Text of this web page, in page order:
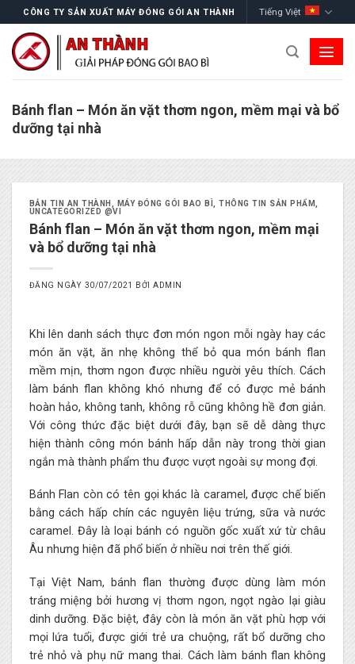
to
content
CÔNG TY SẢN XUẤT MÁY ĐÓNG GÓI AN THÀNH Tiếng Việt
Bánh flan – Món ăn vặt thơm ngon, mềm mại và bổ
dưỡng tại nhà
BẢN TIN AN THÀNH MÁY ĐÓNG GÓI BAO BÌ ,THÔNG TIN SẢN PHẨM
UNCATEGORIZED @VI
Bánh flan – Món ăn vặt thơm ngon, mềm mại
và bổ dưỡng tại nhà
ĐĂNG NGÀY 30/07/2021 BỞIADMIN
Khi lên danh sách thực đơn món ngon mỗi ngày hay các
món ăn vặt, ăn nhẹ không thể bỏ qua món bánh flan
mềm mịn, thơm ngon được nhiều người yêu thích. Cách
làm bánh flan không khó nhưng để có được mẻ bánh
hoàn hảo, không tanh, không rỗ cũng không hề đơn giản.
Với công thức đặc biệt dưới đây, bạn sẽ dễ dàng thực
hiện thành công món bánh hấp dẫn này trong thời gian
ngắn mà thành phẩm thu được vượt ngoài sự mong đợi.
Bánh Flan còn có tên gọi khác là caramel, được chế biến
bằng cách hấp chín các nguyên liệu trứng, sữa và nước
caramel. Đây là loại bánh có nguồn gốc xuất xứ từ châu
Âu nhưng hiện đã phổ biến ở nhiều nơi trên thế giới.
Tại Việt Nam, bánh flan thường được dùng làm món
tráng miệng bởi hương vị thơm ngon, ngọt ngào lại giàu
dinh dưỡng. Đặc biệt, đây còn là món ăn vặt phù hợp với
mọi lứa tuổi, được giới trẻ ưa chuộng, rất bổ dưỡng cho
trẻ nhỏ và phụ nữ mang thai. Cách làm bánh flan không